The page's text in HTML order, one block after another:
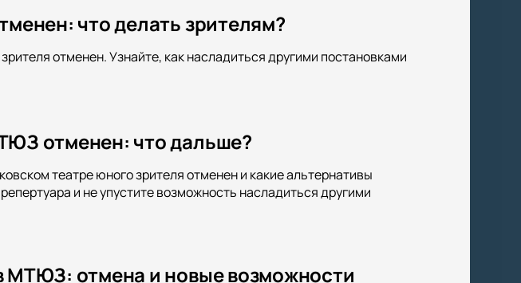
что делать зрителям?
отменен. Узнайте, как насладиться другими постановками
отменен: что дальше?
театре юного зрителя отменен и какие альтернативы
и не упустите возможность насладиться другими
МТЮЗ: отмена и новые возможности